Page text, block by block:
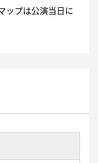
ップは公演当日に